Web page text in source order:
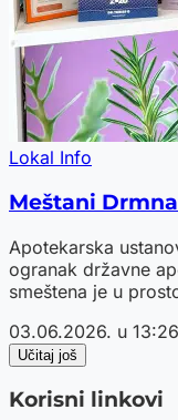
Lokal Info
Meštani
Apotekarska
ogranak državne
smeštena je u
usluge i stručni
su i preventivni
03.06.2026. u 13:26
Učitaj još
Korisni linkovi